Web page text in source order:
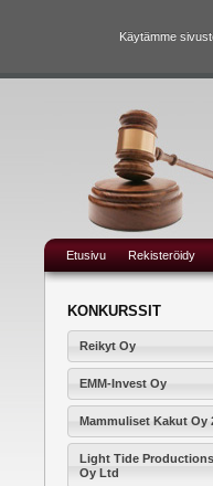
Käytämme
Etusivu Rekisteröidy
KONKURSSIT
Reikyt Oy
EMM-Invest Oy
Mammuliset Kakut Oy
Light Tide Productions
Oy Ltd